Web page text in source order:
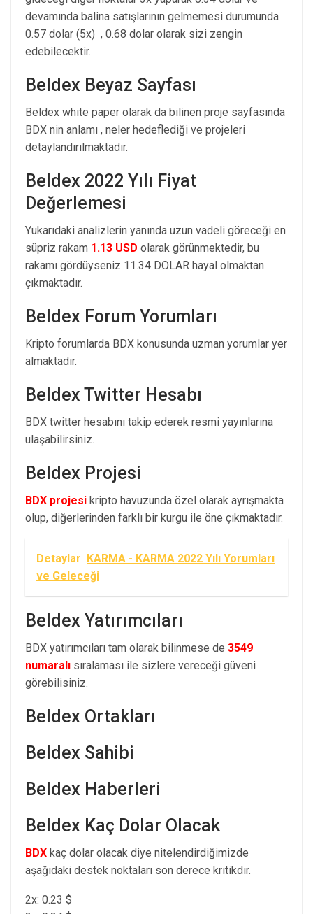
devamında balina satışlarının gelmemesi durumunda
0.57 dolar (5x) , 0.68 dolar olarak sizi zengin
edebilecektir.
Beldex Beyaz Sayfası
Beldex white paper olarak da bilinen proje sayfasında
BDX nin anlamı , neler hedeflediği ve projeleri
detaylandırılmaktadır.
Beldex 2022 Yılı Fiyat
Değerlemesi
Yukarıdaki analizlerin yanında uzun vadeli göreceği en
süpriz rakam 1.13 USD olarak görünmektedir, bu
rakamı gördüyseniz 11.34 DOLAR hayal olmaktan
çıkmaktadır.
Beldex Forum Yorumları
Kripto forumlarda BDX konusunda uzman yorumlar yer
almaktadır.
Beldex Twitter Hesabı
BDX twitter hesabını takip ederek resmi yayınlarına
ulaşabilirsiniz.
Beldex Projesi
BDX projesi kripto havuzunda özel olarak ayrışmakta
olup, diğerlerinden farklı bir kurgu ile öne çıkmaktadır.
Detaylar KARMA - KARMA 2022 Yılı Yorumları
ve Geleceği
Beldex Yatırımcıları
BDX yatırımcıları tam olarak bilinmese de 3549
numaralı sıralaması ile sizlere vereceği güveni
görebilisiniz.
Beldex Ortakları
Beldex Sahibi
Beldex Haberleri
Beldex Kaç Dolar Olacak
BDX kaç dolar olacak diye nitelendirdiğimizde
aşağıdaki destek noktaları son derece kritikdir.
2x: 0.23 $